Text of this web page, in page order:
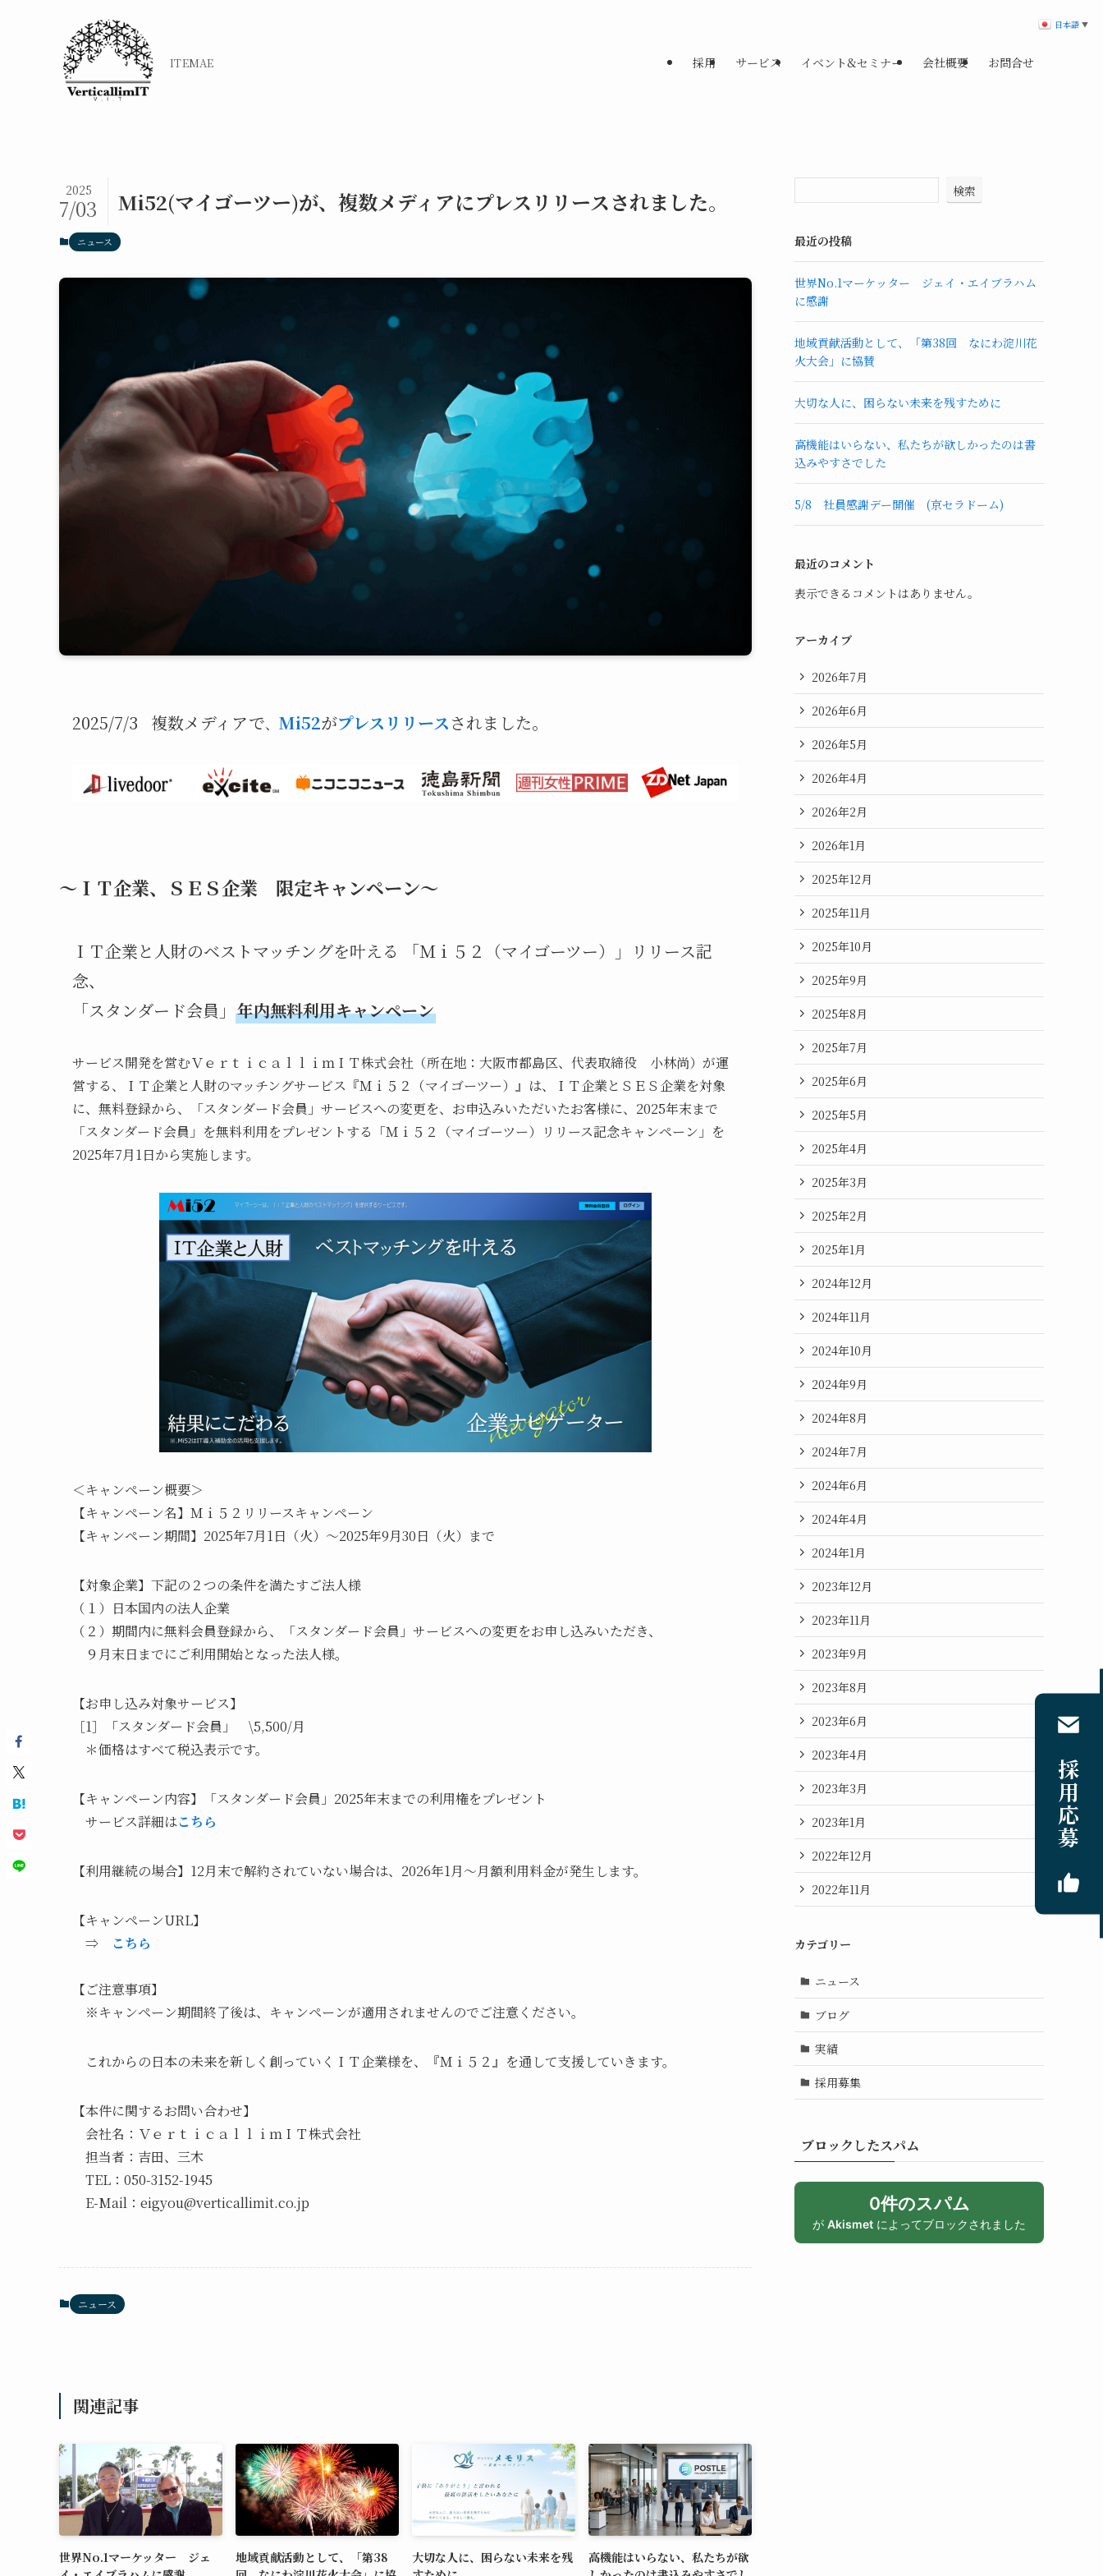
ITEMAE 採用 サービス イベント&セミナー 会社概要 お問合せ
Mi52(マイゴーツー)が、複数メディアにプレスリリースされました。
2025
7/03
ニュース
2025/7/3 複数メディアで、 Mi52がプレスリリースされました。
～ＩＴ企業、ＳＥＳ企業 限定キャンペーン～
ＩＴ企業と人財のベストマッチングを叶える 「Ｍｉ５２（マイゴーツー）」リリース記
念、
「スタンダード会員」 年内無料利用キャンペーン
サービス開発を営むＶｅｒｔｉｃａｌｌｉｍＩＴ株式会社（所在地：大阪市都島区、代表取締役 小林尚）が運
営する、ＩＴ企業と人財のマッチングサービス『Ｍｉ５２（マイゴーツー）』は、ＩＴ企業とＳＥＳ企業を対象
に、無料登録から、「スタンダード会員」サービスへの変更を、お申込みいただいたお客様に、2025年末まで
「スタンダード会員」を無料利用をプレゼントする「Ｍｉ５２（マイゴーツー）リリース記念キャンペーン」を
2025年7月1日から実施します。
＜キャンペーン概要＞
【キャンペーン名】Ｍｉ５２リリースキャンペーン
【キャンペーン期間】2025年7月1日（火）～2025年9月30日（火）まで
【対象企業】下記の２つの条件を満たすご法人様
（１）日本国内の法人企業
（２）期間内に無料会員登録から、「スタンダード会員」サービスへの変更をお申し込みいただき、
９月末日までにご利用開始となった法人様。
【お申し込み対象サービス】
［1］「スタンダード会員」 \5,500/月
＊価格はすべて税込表示です。
【キャンペーン内容】「スタンダード会員」2025年末までの利用権をプレゼント
サービス詳細はこちら
【利用継続の場合】12月末で解約されていない場合は、2026年1月～月額利用料金が発生します。
【キャンペーンURL】
⇒
こちら
【ご注意事項】
※キャンペーン期間終了後は、キャンペーンが適用されませんのでご注意ください。
これからの日本の未来を新しく創っていくＩＴ企業様を、『Ｍｉ５２』を通して支援していきます。
【本件に関するお問い合わせ】
会社名：ＶｅｒｔｉｃａｌｌｉｍＩＴ株式会社
担当者：吉田、三木
TEL：050-3152-1945
E-Mail：eigyou@verticallimit.co.jp
ニュース
関連記事
世界No.1マーケッター ジェ
地域貢献活動として、「第38
大切な人に、困らない未来を残
高機能はいらない、私たちが欲
検索
最近の投稿
世界No.1マーケッター ジェイ・エイブラハム
に感謝
地域貢献活動として、「第38回 なにわ淀川花
火大会」に協賛
大切な人に、困らない未来を残すために
高機能はいらない、私たちが欲しかったのは書
込みやすさでした
5/8 社員感謝デー開催 (京セラドーム)
最近のコメント
表示できるコメントはありません。
アーカイブ
2026年7月
2026年6月
2026年5月
2026年4月
2026年2月
2026年1月
2025年12月
2025年11月
2025年10月
2025年9月
2025年8月
2025年7月
2025年6月
2025年5月
2025年4月
2025年3月
2025年2月
2025年1月
2024年12月
2024年11月
2024年10月
2024年9月
2024年8月
2024年7月
2024年6月
2024年4月
2024年1月
2023年12月
2023年11月
2023年9月
2023年8月
2023年6月
2023年4月
2023年3月
2023年1月
2022年12月
2022年11月
カテゴリー
ニュース
ブログ
実績
採用募集
ブロックしたスパム
0件のスパム
が Akismet によってブロックされました
採用応募
日本語 ▼